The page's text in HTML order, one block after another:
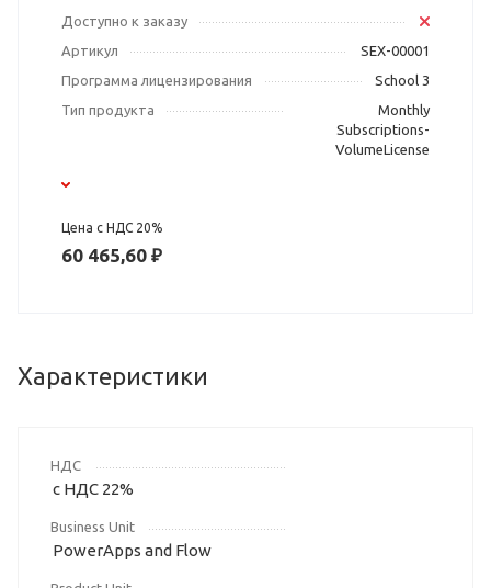
Доступно к заказу
Артикул
SEX-00001
Программа лицензирования
School 3
Тип продукта
Monthly
Subscriptions-
VolumeLicense
Цена с НДС 20%
60 465,60 ₽
Характеристики
НДС
с НДС 22%
Business Unit
PowerApps and Flow